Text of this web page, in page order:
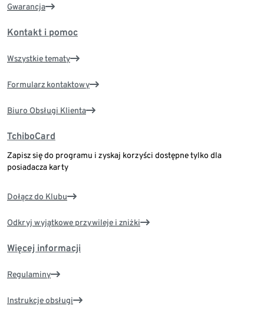
Gwarancja
Kontakt i pomoc
Wszystkie tematy
Formularz kontaktowy
Biuro Obsługi Klienta
TchiboCard
Zapisz się do programu i zyskaj korzyści dostępne tylko dla
posiadacza karty
Dołącz do Klubu
Odkryj wyjątkowe przywileje i zniżki
Więcej informacji
Regulaminy
Instrukcje obsługi